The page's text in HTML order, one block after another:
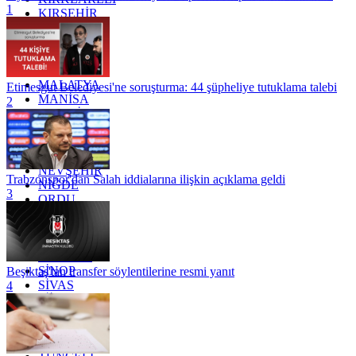
KIRŞEHİR
KOCAELİ
KONYA
KÜTAHYA
KİLİS
MALATYA
MANİSA
MARDİN
MERSİN
MUĞLA
MUŞ
NEVŞEHİR
NİĞDE
ORDU
OSMANİYE
RİZE
SAKARYA
SİNOP
SİVAS
SİİRT
TEKİRDAĞ
TOKAT
TRABZON
1
Etimesgut Belediyesi'ne soruşturma: 44 şüpheliye tutuklama talebi
2
Trabzonspor'dan Salah iddialarına ilişkin açıklama geldi
3
Beşiktaş'tan transfer söylentilerine resmi yanıt
4